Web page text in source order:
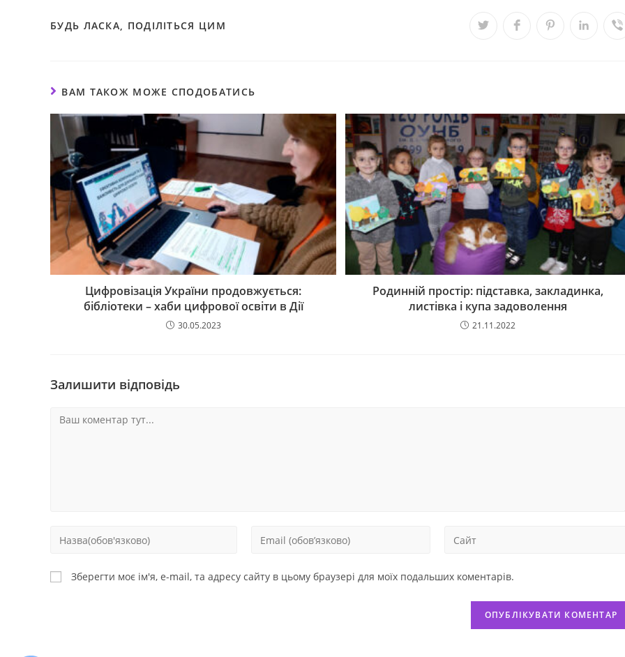
БУДЬ ЛАСКА, ПОДІЛІТЬСЯ ЦИМ
ВАМ ТАКОЖ МОЖЕ СПОДОБАТИСЬ
Цифровізація України продовжується:
бібліотеки – хаби цифрової освіти в Дії
30.05.2023
Родинній простір: підставка, закладинка,
листівка і купа задоволення
21.11.2022
Залишити відповідь
Зберегти моє ім'я, e-mail, та адресу сайту в цьому браузері для моїх подальших коментарів.